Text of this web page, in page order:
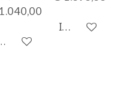
winkelwagen
In